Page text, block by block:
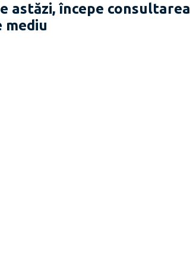
astăzi, începe consultarea